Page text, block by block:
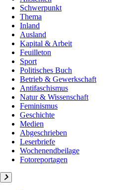
Schwerpunkt
Thema
Inland
Ausland
Kapital & Arbeit
Feuilleton
Sport
Politisches Buch
Betrieb & Gewerkschaft
Antifaschismus
Natur & Wissenschaft
Feminismus
Geschichte
Medien
Abgeschrieben
Leserbriefe
Wochenendbeilage
Fotoreportagen